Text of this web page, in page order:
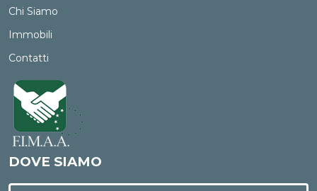
Chi Siamo
Immobili
Contatti
DOVE SIAMO